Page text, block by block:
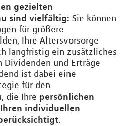
gezielten
sind vielfältig: Sie können
für größere
Ihre Altersvorsorge
langfristig ein zusätzliches
Dividenden und Erträge
ist dabei eine
für den
die Ihre persönlichen
individuellen
.